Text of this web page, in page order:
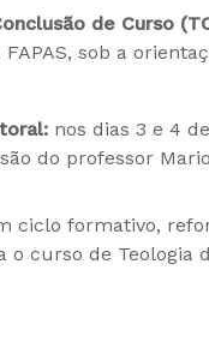
de Curso
sob a
nos dias 3 e 4
do professor
ciclo formativo,
curso de Teologia